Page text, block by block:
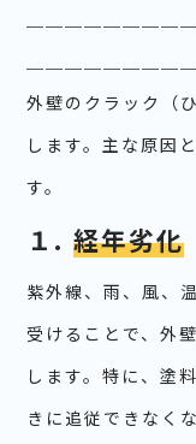
外壁のクラック（
します。主な原因
す。
１.経年劣化
紫外線、雨、風、
受けることで、外
します。特に、塗
きに追従できなく